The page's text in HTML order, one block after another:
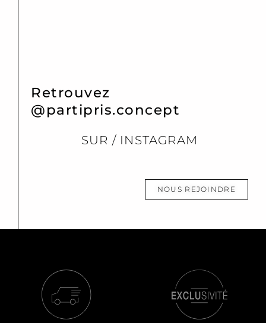
Retrouvez
@partipris.concept
SUR / INSTAGRAM
NOUS REJOINDRE